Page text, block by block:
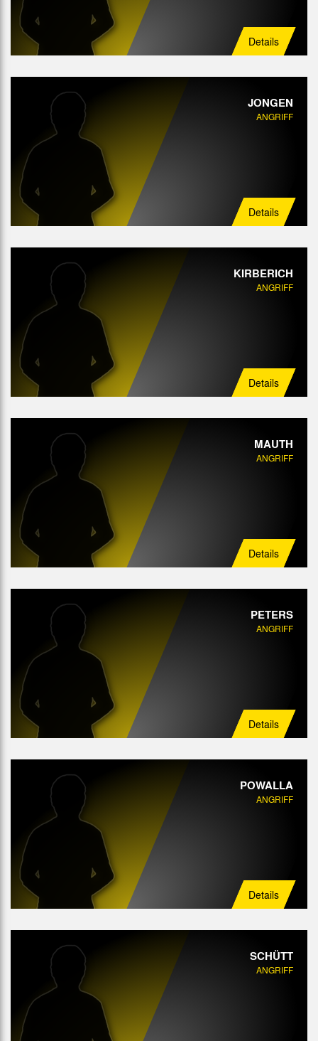
Details
JONGEN
ANGRIFF
Details
KIRBERICH
ANGRIFF
Details
MAUTH
ANGRIFF
Details
PETERS
ANGRIFF
Details
POWALLA
ANGRIFF
Details
SCHÜTT
ANGRIFF